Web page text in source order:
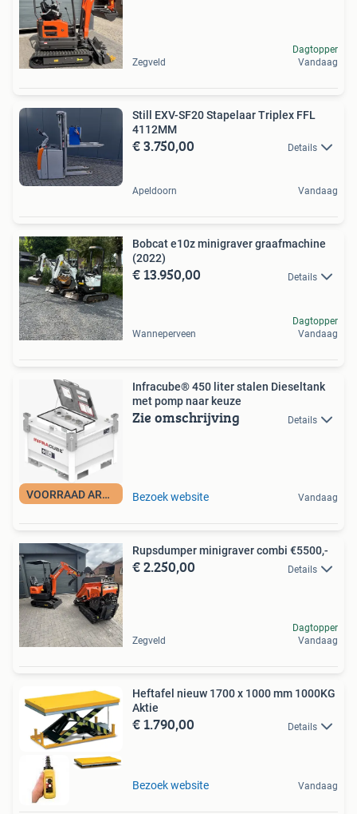
Zegveld
Dagtopper
Vandaag
Still EXV-SF20 Stapelaar Triplex FFL
4112MM
€ 3.750,00 Details
Apeldoorn Vandaag
Bobcat e10z minigraver graafmachine
(2022)
€ 13.950,00 Details
Wanneperveen
Dagtopper
Vandaag
VOORRAAD ARTIKEL
Infracube® 450 liter stalen Dieseltank
met pomp naar keuze
Zie omschrijving Details
Bezoek website Vandaag
Rupsdumper minigraver combi €5500,-
€ 2.250,00 Details
Zegveld
Dagtopper
Vandaag
Heftafel nieuw 1700 x 1000 mm 1000KG
Aktie
€ 1.790,00 Details
Bezoek website Vandaag